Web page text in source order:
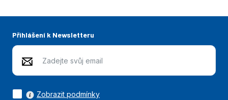
Přihlášení k Newsletteru
Zobrazit podmínky